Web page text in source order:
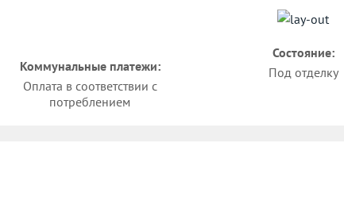
Коммунальные платежи:
Оплата в соответствии с
потреблением
Состояние:
Под отделку